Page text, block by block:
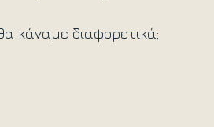
κάναμε διαφορετικά;